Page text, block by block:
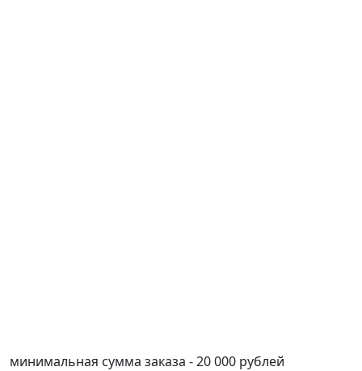
минимальная сумма заказа - 20 000 рублей